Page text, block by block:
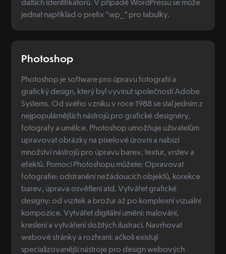
jednat například o prefix "wp_" pro tabulky.
Photoshop
Photoshop je software pro úpravu fotografií a
grafický design, který byl vyvinut společností Adobe
Systems. Od svého vzniku v roce 1988 se stal jedním z
nejpopulárnějších nástrojů pro grafické designéry,
fotografy a umělce. Photoshop umožňuje uživatelům
upravovat obrázky na pixelové úrovni a nabízí
množství nástrojů pro úpravu barev, textur, vrstev a
efektů. Pomocí Photoshopu můžete: Opravovat
fotografie: odstranění nežádoucích objektů, korekce
barev, úprava osvětlení atd. Vytvářet grafické
designy: od vizitek a brožur až po komplexní vizuální
kompozice. Vytvářet digitální umění: malování,
kreslení a vytváření složitých ilustrací. Navrhovat
webové stránky a rozhraní: ačkoli existují
specializovanější nástroje pro design webových